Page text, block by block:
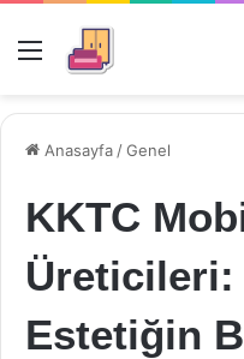
Menü
Anasayfa /Genel
KKTC
Üreticileri:
Estetiğin